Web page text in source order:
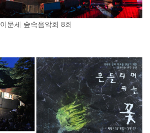
이문세 숲속음악회 8회